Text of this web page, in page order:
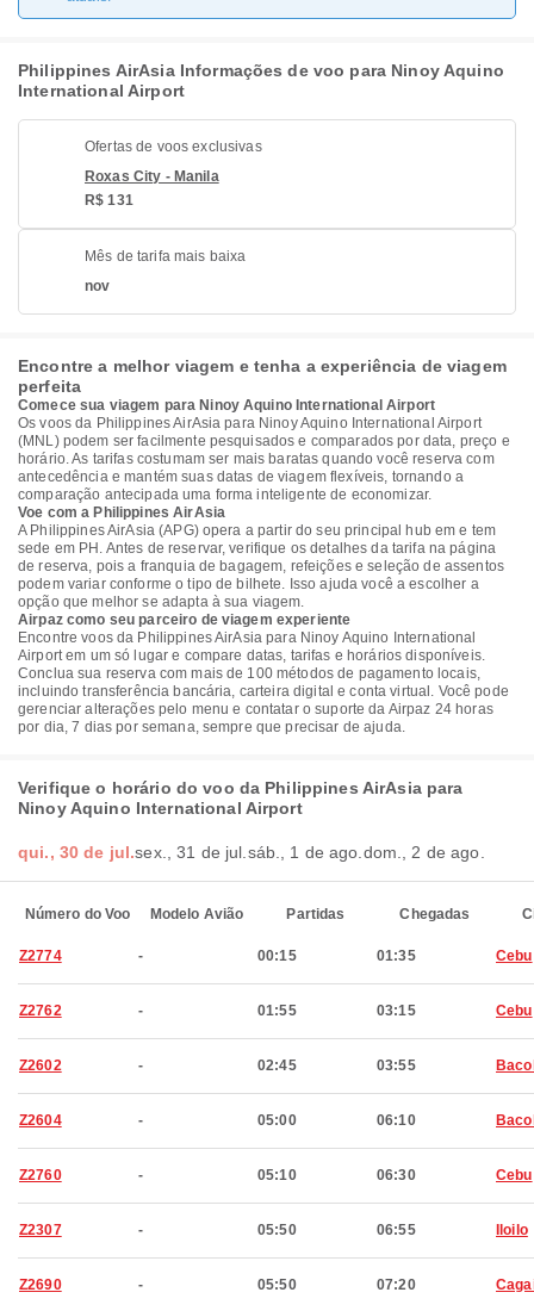
Philippines AirAsia Informações de voo para Ninoy Aquino
International Airport
Ofertas de voos exclusivas
Roxas City - Manila
R$ 131
Mês de tarifa mais baixa
nov
Encontre a melhor viagem e tenha a experiência de viagem
perfeita
Comece sua viagem para Ninoy Aquino International Airport
Os voos da Philippines AirAsia para Ninoy Aquino International Airport
(MNL) podem ser facilmente pesquisados e comparados por data, preço e
horário. As tarifas costumam ser mais baratas quando você reserva com
antecedência e mantém suas datas de viagem flexíveis, tornando a
comparação antecipada uma forma inteligente de economizar.
Voe com a Philippines AirAsia
A Philippines AirAsia (APG) opera a partir do seu principal hub em e tem
sede em PH. Antes de reservar, verifique os detalhes da tarifa na página
de reserva, pois a franquia de bagagem, refeições e seleção de assentos
podem variar conforme o tipo de bilhete. Isso ajuda você a escolher a
opção que melhor se adapta à sua viagem.
Airpaz como seu parceiro de viagem experiente
Encontre voos da Philippines AirAsia para Ninoy Aquino International
Airport em um só lugar e compare datas, tarifas e horários disponíveis.
Conclua sua reserva com mais de 100 métodos de pagamento locais,
incluindo transferência bancária, carteira digital e conta virtual. Você pode
gerenciar alterações pelo menu e contatar o suporte da Airpaz 24 horas
por dia, 7 dias por semana, sempre que precisar de ajuda.
Verifique o horário do voo da Philippines AirAsia para
Ninoy Aquino International Airport
qui., 30 de jul.sex., 31 de jul. sáb., 1 de ago. dom., 2 de ago.
Número do Voo Modelo Avião Partidas Chegadas
Z2774 - 00:15 01:35 Cebu
Z2762 - 01:55 03:15 Cebu
Z2602 - 02:45 03:55
Z2604 - 05:00 06:10
Z2760 - 05:10 06:30 Cebu
Z2307 - 05:50 06:55 Iloilo
Z2690 - 05:50 07:20